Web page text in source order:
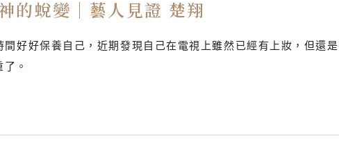
的蛻變｜藝人見證 楚翔
好好保養自己，近期發現自己在電視上雖然已經有上妝，但還
。